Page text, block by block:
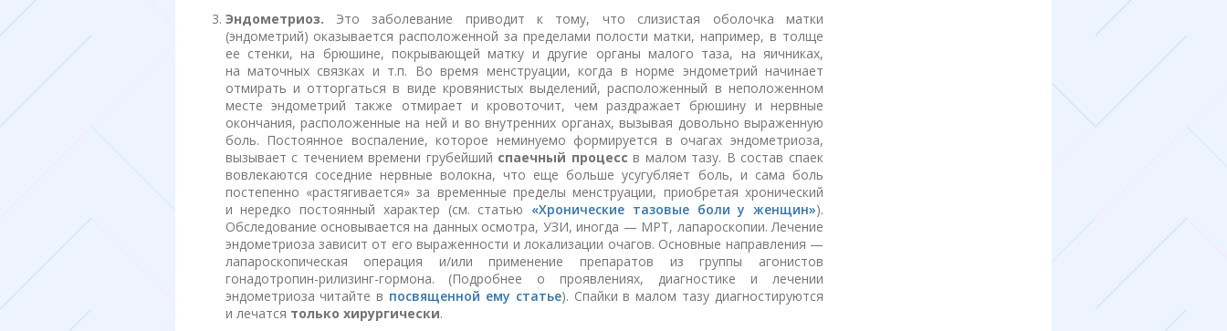
Эндометриоз. Это заболевание приводит к тому, что слизистая оболочка матки
(эндометрий) оказывается расположенной за пределами полости матки, например, в толще
ее стенки, на брюшине, покрывающей матку и другие органы малого таза, на яичниках,
на маточных связках и т.п. Во время менструации, когда в норме эндометрий начинает
отмирать и отторгаться в виде кровянистых выделений, расположенный в неположенном
месте эндометрий также отмирает и кровоточит, чем раздражает брюшину и нервные
окончания, расположенные на ней и во внутренних органах, вызывая довольно выраженную
боль. Постоянное воспаление, которое неминуемо формируется в очагах эндометриоза,
вызывает с течением времени грубейший спаечный процесс в малом тазу. В состав спаек
вовлекаются соседние нервные волокна, что еще больше усугубляет боль, и сама боль
постепенно «растягивается» за временные пределы менструации, приобретая хронический
и нередко постоянный характер (см. статью «Хронические тазовые боли у женщин»).
Обследование основывается на данных осмотра, УЗИ, иногда — МРТ, лапароскопии. Лечение
эндометриоза зависит от его выраженности и локализации очагов. Основные направления —
лапароскопическая операция и/или применение препаратов из группы агонистов
гонадотропин-рилизинг-гормона. (Подробнее о проявлениях, диагностике и лечении
эндометриоза читайте в посвященной ему статье). Спайки в малом тазу диагностируются
и лечатся только хирургически.